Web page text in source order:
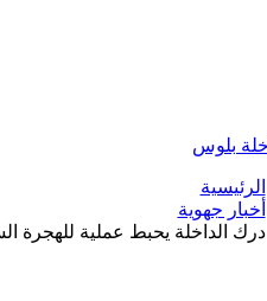
الرئيسية
أخبار جهوية
درك الداخلة يحبط عملية للهجرة